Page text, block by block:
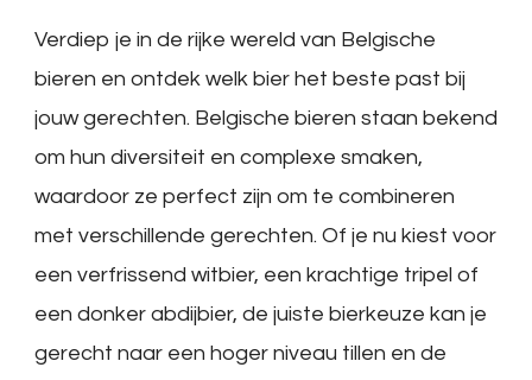
Verdiep je in de rijke wereld van Belgische
bieren en ontdek welk bier het beste past bij
jouw gerechten. Belgische bieren staan bekend
om hun diversiteit en complexe smaken,
waardoor ze perfect zijn om te combineren
met verschillende gerechten. Of je nu kiest voor
een verfrissend witbier, een krachtige tripel of
een donker abdijbier, de juiste bierkeuze kan je
gerecht naar een hoger niveau tillen en de